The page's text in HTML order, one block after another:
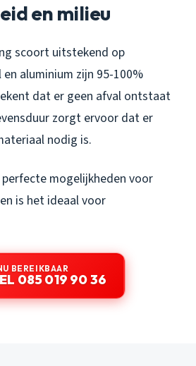
en milieu
scoort uitstekend op
aluminium zijn 95-100%
dat er geen afval ontstaat
zorgt ervoor dat er
nodig is.
mogelijkheden voor
is het ideaal voor
BEREIKBAAR
085 019 90 36